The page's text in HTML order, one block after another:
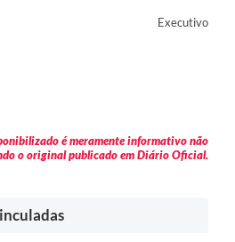
Executivo
é meramente informativo não
o original publicado em Diário Oficial.